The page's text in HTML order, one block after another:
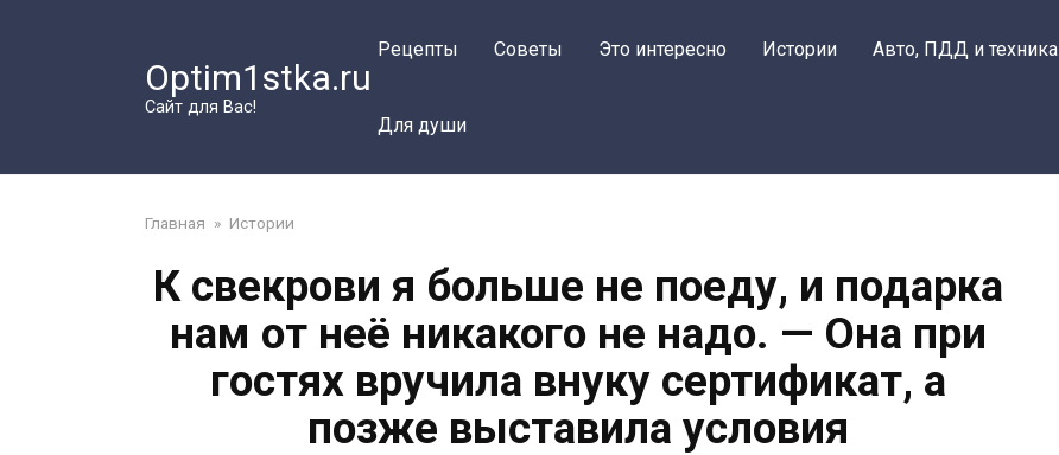
Optim1stka.ru
Сайт для Вас!
Рецепты Советы Это интересно Истории Авто, ПДД и техника
Для души
Главная » Истории
К свекрови я больше не поеду, и подарка
нам от неё никакого не надо. — Она при
гостях вручила внуку сертификат, а
позже выставила условия